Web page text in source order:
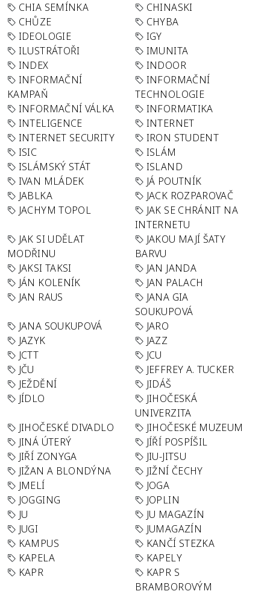
CHIA SEMÍNKA
CHINASKI
CHŮZE
CHYBA
IDEOLOGIE
IGY
ILUSTRÁTOŘI
IMUNITA
INDEX
INDOOR
INFORMAČNÍ
KAMPAŇ
INFORMAČNÍ
TECHNOLOGIE
INFORMAČNÍ VÁLKA
INFORMATIKA
INTELIGENCE
INTERNET
INTERNET SECURITY
IRON STUDENT
ISIC
ISLÁM
ISLÁMSKÝ STÁT
ISLAND
IVAN MLÁDEK
JÁ POUTNÍK
JABLKA
JACK ROZPAROVAČ
JACHYM TOPOL
JAK SE CHRÁNIT NA
INTERNETU
JAK SI UDĚLAT
MODŘINU
JAKOU MAJÍ ŠATY
BARVU
JAKSI TAKSI
JAN JANDA
JÁN KOLENÍK
JAN PALACH
JAN RAUS
JANA GIA
SOUKUPOVÁ
JANA SOUKUPOVÁ
JARO
JAZYK
JAZZ
JCTT
JCU
JČU
JEFFREY A. TUCKER
JEŽDĚNÍ
JIDÁŠ
JÍDLO
JIHOČESKÁ
UNIVERZITA
JIHOČESKÉ DIVADLO
JIHOČESKÉ MUZEUM
JINÁ ÚTERÝ
JÍŘÍ POSPÍŠIL
JIŘÍ ZONYGA
JIU-JITSU
JIŽAN A BLONDÝNA
JIŽNÍ ČECHY
JMELÍ
JOGA
JOGGING
JOPLIN
JU
JU MAGAZÍN
JUGI
JUMAGAZÍN
KAMPUS
KANČÍ STEZKA
KAPELA
KAPELY
KAPR
KAPR S
BRAMBOROVÝM